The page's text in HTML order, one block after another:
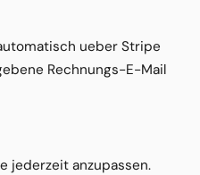
ueber Stripe
Rechnungs-E-Mail
jederzeit anzupassen.